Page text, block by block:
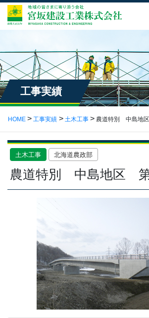
工事実績
HOME 工事実績 土木工事 農道特別 中島地
土木工事 北海道農政部
農道特別 中島地区